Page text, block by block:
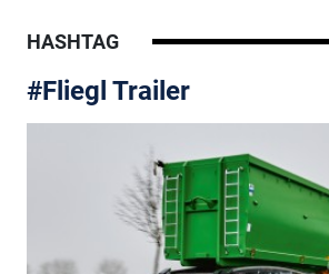
HASHTAG
#Fliegl Trailer